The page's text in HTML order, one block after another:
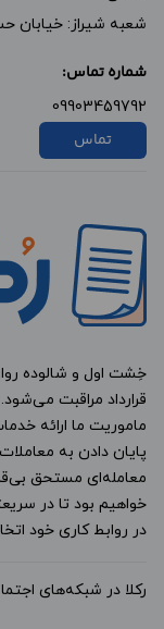
شعبه شیراز: خیابان
شماره تماس:
09903459792
تماس
خِشت اول و شالوده
قرارداد مراقبت می‌شود.
ماموریت ما ارائه
پایان دادن به
معامله‌ای مستحق
خواهیم بود تا در
در روابط کاری خود
رکلا در شبکه‌های